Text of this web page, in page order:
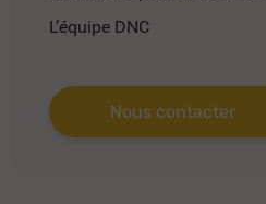
L’équipe DNC
Nous contacter